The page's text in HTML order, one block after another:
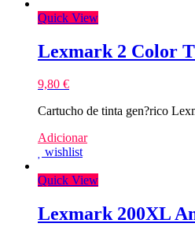
Quick View
Lexmark 2 Color
9,80 €
Cartucho de tinta gen?rico
Adicionar
wishlist
Quick View
Lexmark 200XL